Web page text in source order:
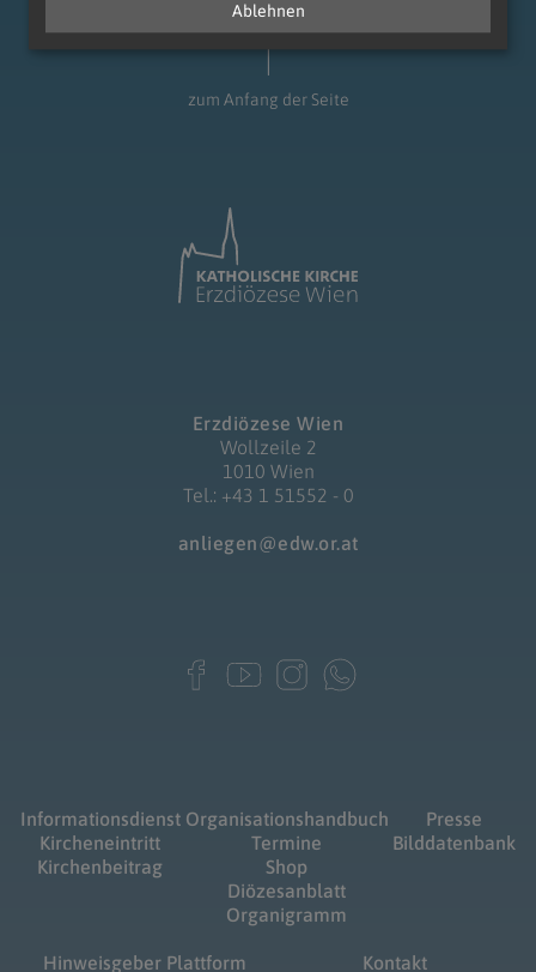
zum Anfang der Seite
Erzdiözese Wien
Wollzeile 2
1010 Wien
Tel.: +43 1 51552 - 0
anliegen@edw.or.at
Informationsdienst
Kircheneintritt
Kirchenbeitrag
Organisationshandbuch
Termine
Shop
Diözesanblatt
Organigramm
Presse
Bilddatenbank
Hinweisgeber Plattform Kontakt
Ablehnen